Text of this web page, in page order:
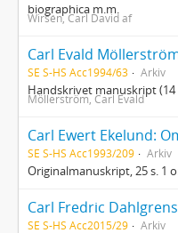
biographica m.m.
Wirsén, Carl David af
SE S-HS Acc1994/63 Arkiv
Handskrivet manuskript
Möllerström, Carl Evald
SE S-HS Acc1993/209 Arkiv
Originalmanuskript, 25 s. 1
Carl Fredric
SE S-HS Acc2015/29 Arkiv